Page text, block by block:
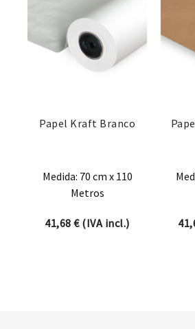
Papel Kraft Branco
Medida: 70 cm x 110
Metros
41,68€(IVA incl.)